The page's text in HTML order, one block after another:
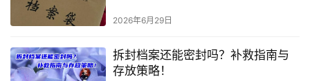
2026年6月29日
拆封档案还能密封吗？补救指南与
存放策略！